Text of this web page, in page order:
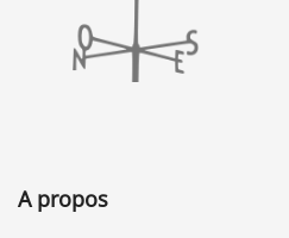
A propos